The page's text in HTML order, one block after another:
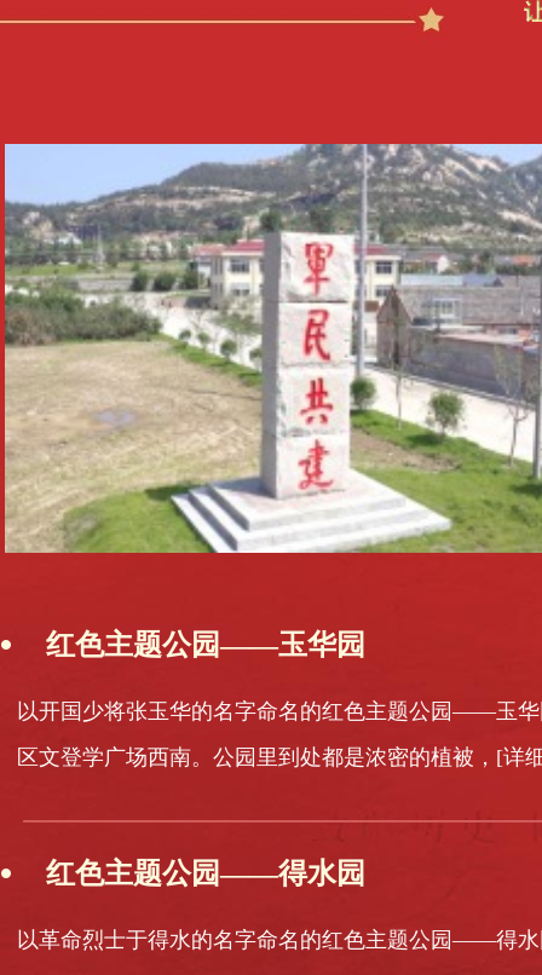
红色主题公园——玉华园
以开国少将张玉华的名字命名的红色主题公园——玉
区文登学广场西南。公园里到处都是浓密的植被， [详
红色主题公园——得水园
以革命烈士于得水的名字命名的红色主题公园——得